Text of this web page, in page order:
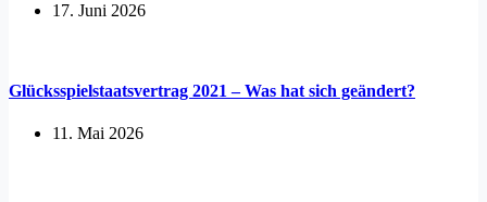
17. Juni 2026
Glücksspielstaatsvertrag 2021 – Was hat sich geändert?
11. Mai 2026